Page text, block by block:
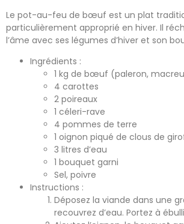
Le pot-au-feu de bœuf est un plat
particulièrement approprié en hiver. Il
l’âme avec ses légumes d’hiver et son
Ingrédients :
1 kg de bœuf (paleron,
4 carottes
2 poireaux
1 céleri-rave
4 pommes de terre
1 oignon piqué de clous de
3 litres d’eau
1 bouquet garni
Sel, poivre
Instructions :
Déposez la viande dans une
recouvrez d’eau. Portez à